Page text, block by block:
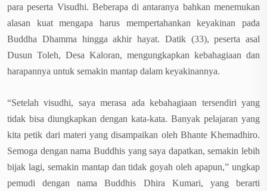
para peserta Visudhi. Beberapa di antaranya bahkan menemukan
alasan kuat mengapa harus mempertahankan keyakinan pada
Buddha Dhamma hingga akhir hayat. Datik (33), peserta asal
Dusun Toleh, Desa Kaloran, mengungkapkan kebahagiaan dan
harapannya untuk semakin mantap dalam keyakinannya.
“Setelah visudhi, saya merasa ada kebahagiaan tersendiri yang
tidak bisa diungkapkan dengan kata-kata. Banyak pelajaran yang
kita petik dari materi yang disampaikan oleh Bhante Khemadhiro.
Semoga dengan nama Buddhis yang saya dapatkan, semakin lebih
bijak lagi, semakin mantap dan tidak goyah oleh apapun,” ungkap
pemudi dengan nama Buddhis Dhira Kumari, yang berarti